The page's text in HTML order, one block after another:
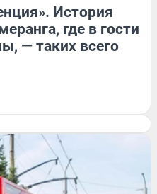
История
где в гости
— таких всего